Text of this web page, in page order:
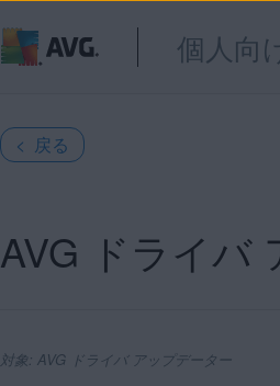
個人向
< 戻る
AVG ドライバ
対象: AVG ドライバ アップデーター